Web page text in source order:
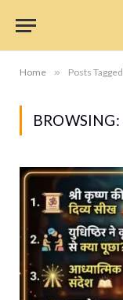
Home » Posts
BROWSING: